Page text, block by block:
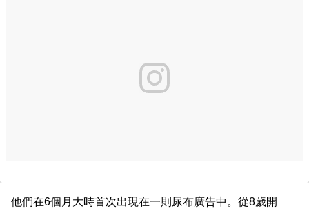
他們在6個月大時首次出現在一則尿布廣告中。從8歲開